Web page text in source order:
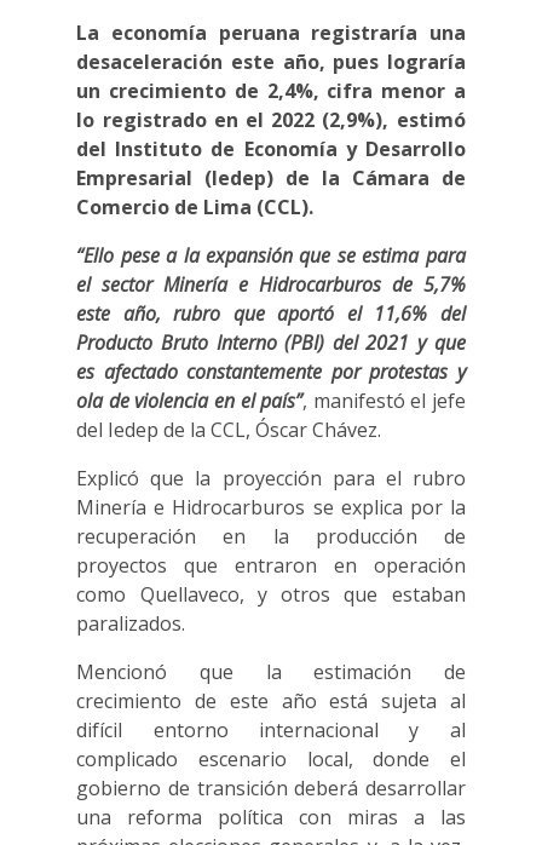
La economía peruana registraría una
desaceleración este año, pues lograría
un crecimiento de 2,4%, cifra menor a
lo registrado en el 2022 (2,9%), estimó
del Instituto de Economía y Desarrollo
Empresarial (Iedep) de la Cámara de
Comercio de Lima (CCL).
“Ello pese a la expansión que se estima para
el sector Minería e Hidrocarburos de 5,7%
este año, rubro que aportó el 11,6% del
Producto Bruto Interno (PBI) del 2021 y que
es afectado constantemente por protestas y
ola de violencia en el país”, manifestó el jefe
del Iedep de la CCL, Óscar Chávez.
Explicó que la proyección para el rubro
Minería e Hidrocarburos se explica por la
recuperación en la producción de
proyectos que entraron en operación
como Quellaveco, y otros que estaban
paralizados.
Mencionó que la estimación de
crecimiento de este año está sujeta al
difícil entorno internacional y al
complicado escenario local, donde el
gobierno de transición deberá desarrollar
una reforma política con miras a las